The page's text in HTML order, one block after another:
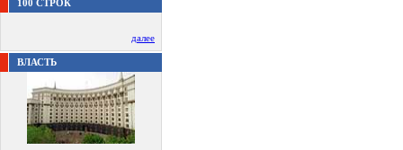
100 СТРОК
далее
ВЛАСТЬ